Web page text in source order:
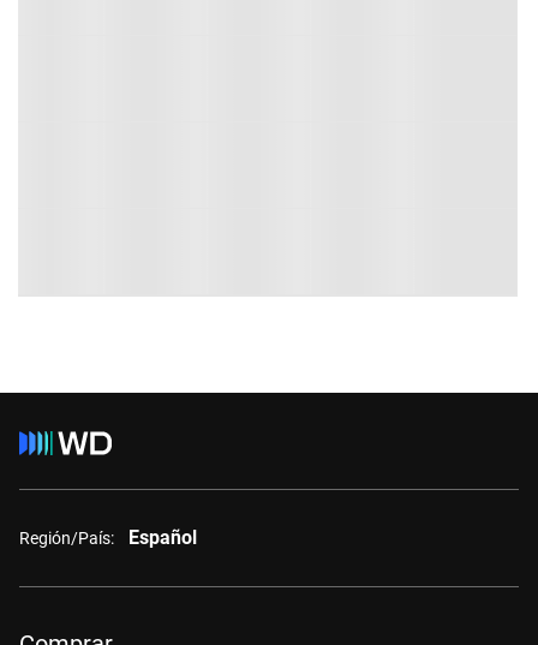
Región/País: Español